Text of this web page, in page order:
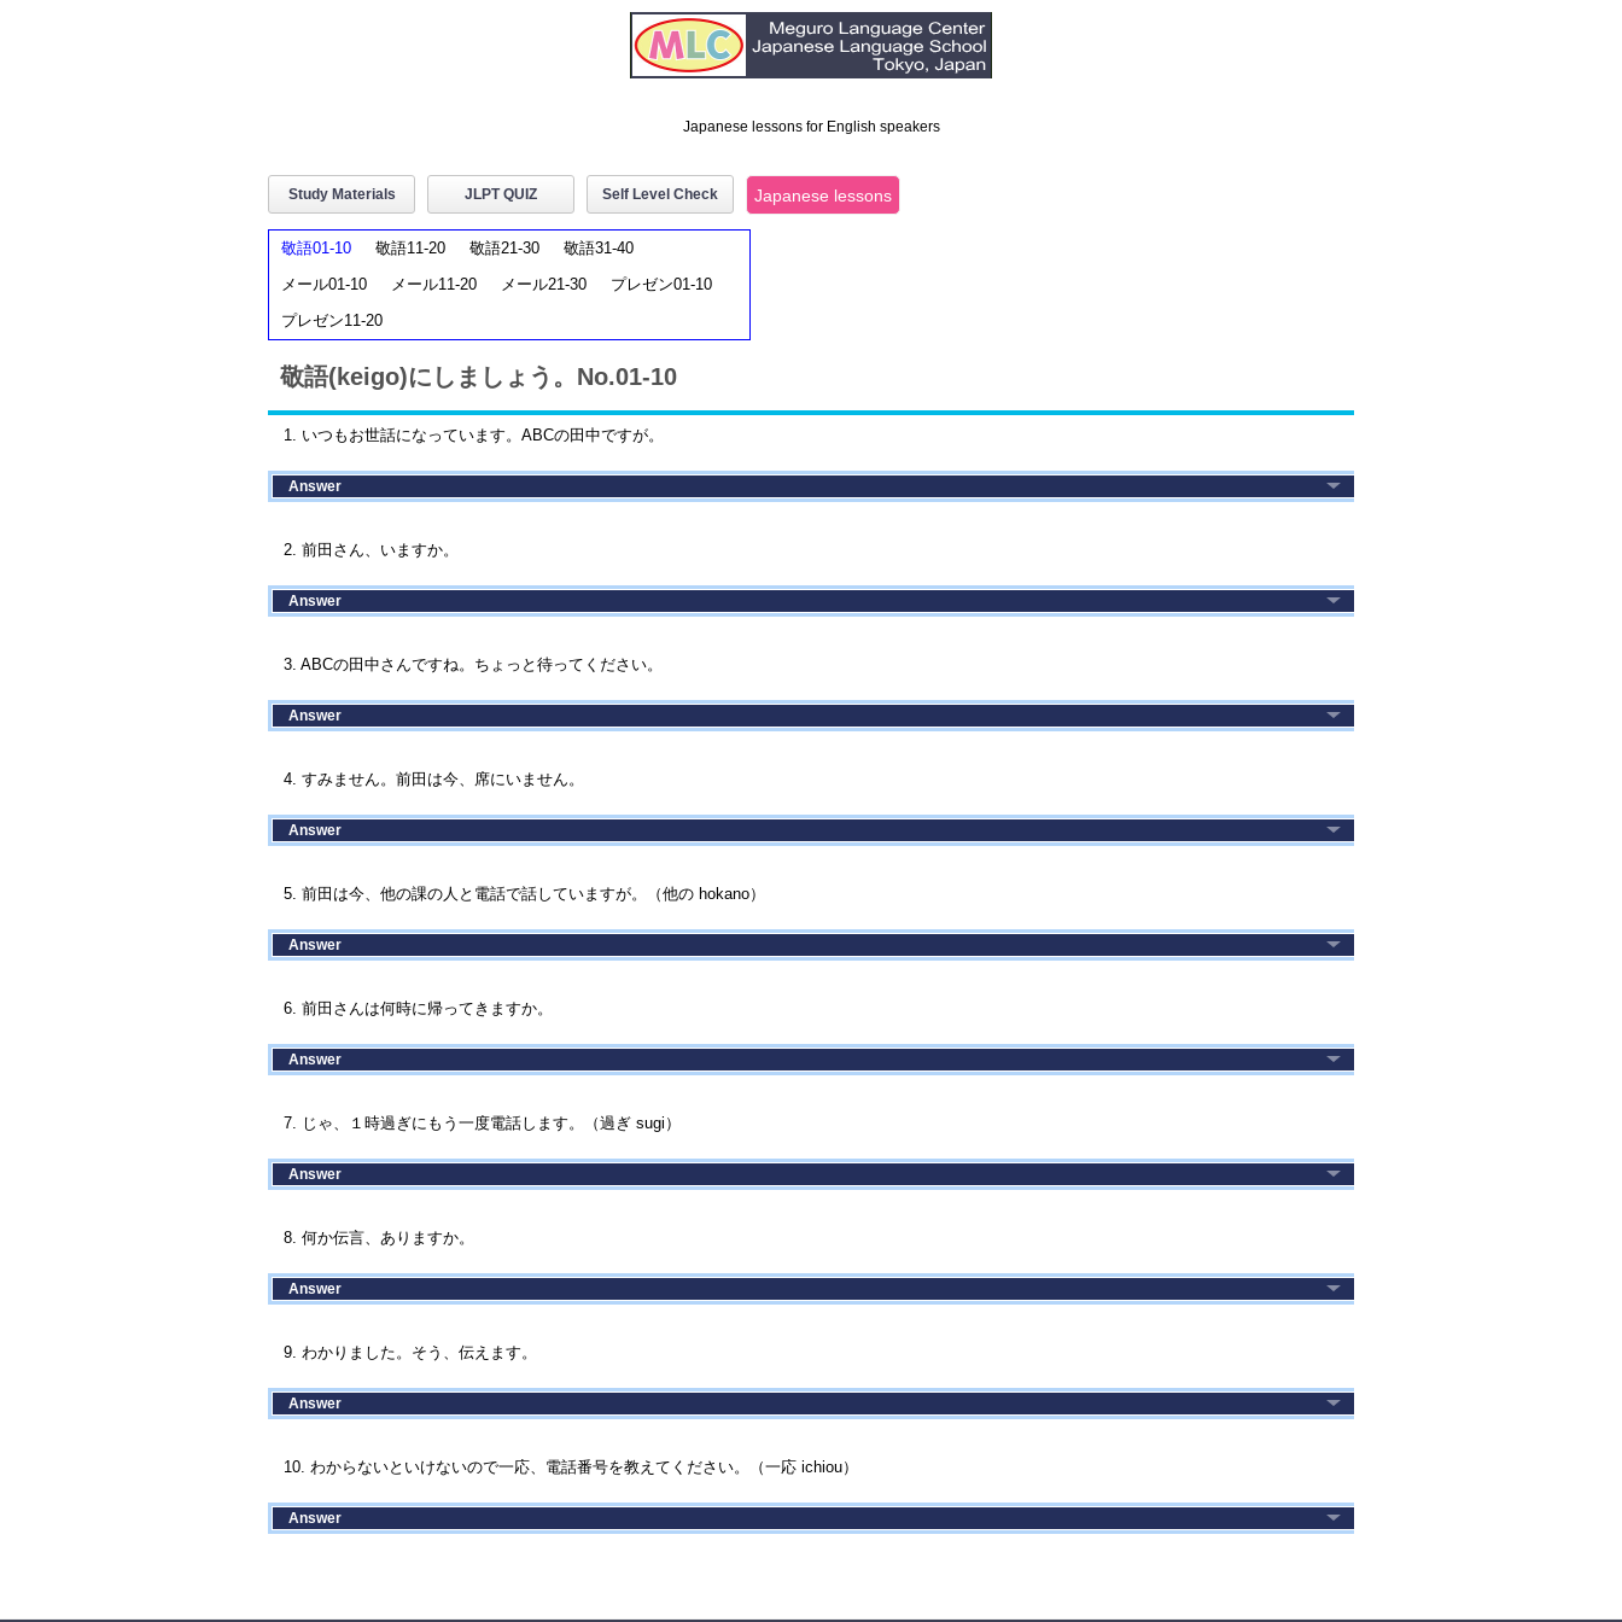
Japanese lessons for English speakers
Study Materials JLPT QUIZ Self Level Check Japanese lessons
敬語01-10 敬語11-20 敬語21-30
敬語31-40
メール01-10
メール11-20 メール21-30
プレゼン01-10
プレゼン11-20
敬語(keigo)にしましょう。No.01-10
1. いつもお世話になっています。ABCの田中ですが。
Answer
2. 前田さん、いますか。
Answer
3. ABCの田中さんですね。ちょっと待ってください。
Answer
4. すみません。前田は今、席にいません。
Answer
5. 前田は今、他の課の人と電話で話していますが。（他の hokano）
Answer
6. 前田さんは何時に帰ってきますか。
Answer
7. じゃ、１時過ぎにもう一度電話します。（過ぎ sugi）
Answer
8. 何か伝言、ありますか。
Answer
9. わかりました。そう、伝えます。
Answer
10. わからないといけないので一応、電話番号を教えてください。（一応 ichiou）
Answer